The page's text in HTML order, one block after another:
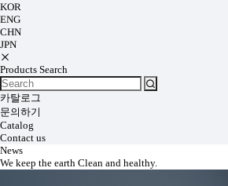
KOR
ENG
CHN
JPN
Products Search
카탈로그
문의하기
Catalog
Contact us
News
We keep the earth Clean and healthy.